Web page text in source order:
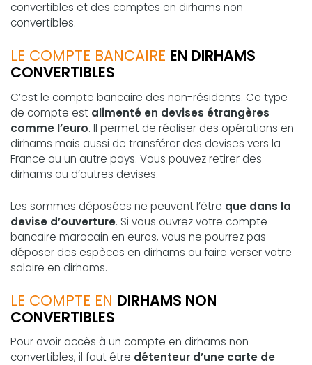
convertibles et des comptes en dirhams non
convertibles.
LE COMPTE BANCAIRE EN DIRHAMS
CONVERTIBLES
C’est le compte bancaire des non-résidents. Ce type
de compte est alimenté en devises étrangères
comme l’euro. Il permet de réaliser des opérations en
dirhams mais aussi de transférer des devises vers la
France ou un autre pays. Vous pouvez retirer des
dirhams ou d’autres devises.
Les sommes déposées ne peuvent l’être que dans la
devise d’ouverture. Si vous ouvrez votre compte
bancaire marocain en euros, vous ne pourrez pas
déposer des espèces en dirhams ou faire verser votre
salaire en dirhams.
LE COMPTE EN DIRHAMS NON
CONVERTIBLES
Pour avoir accès à un compte en dirhams non
convertibles, il faut être détenteur d’une carte de